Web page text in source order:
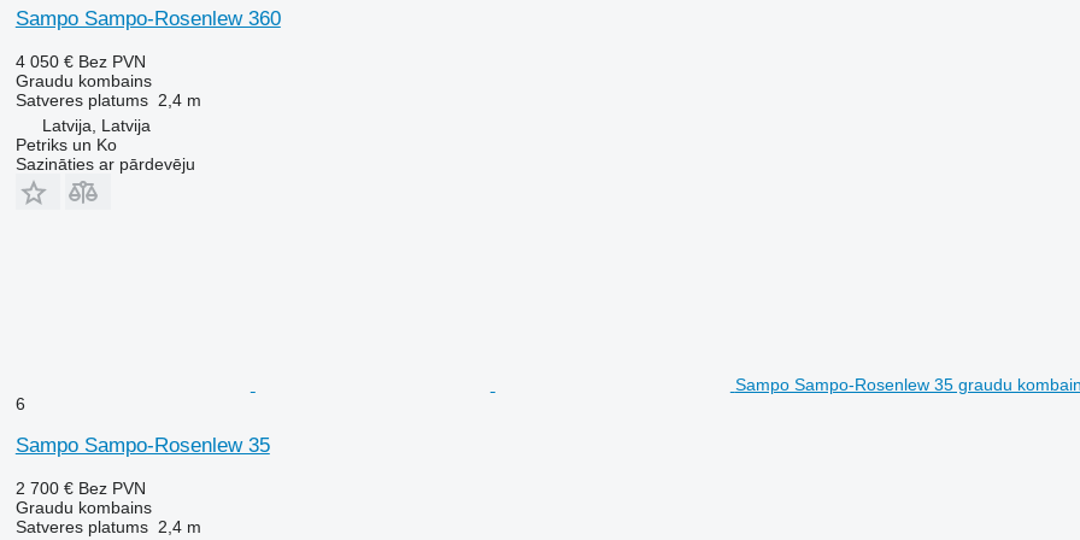
Sampo Sampo-Rosenlew 360
4 050 € Bez PVN
Graudu kombains
Satveres platums 2,4 m
Latvija, Latvija
Petriks un Ko
Sazināties ar pārdevēju
Sampo Sampo-Rosenlew 35 graudu
6
Sampo Sampo-Rosenlew 35
2 700 € Bez PVN
Graudu kombains
Satveres platums 2,4 m